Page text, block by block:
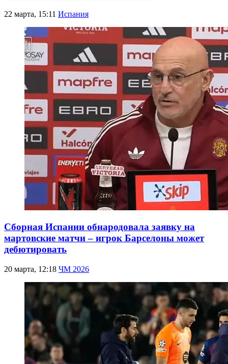
22 марта, 15:11 Испания
Сборная Испании обнародовала заявку на
мартовские матчи – игрок Барселоны может
дебютировать
20 марта, 12:18 ЧМ 2026